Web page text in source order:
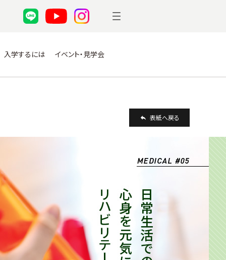
入学するには イベント・見学会
表紙へ戻る